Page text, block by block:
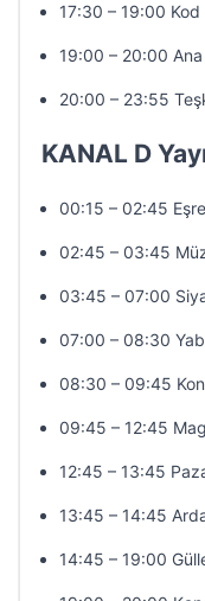
17:30 – 19:00 Kod
19:00 – 20:00
20:00 – 23:55
KANAL D
00:15 – 02:45
02:45 – 03:45
03:45 – 07:00
07:00 – 08:30
08:30 – 09:45
09:45 – 12:45
12:45 – 13:45
13:45 – 14:45
14:45 – 19:00